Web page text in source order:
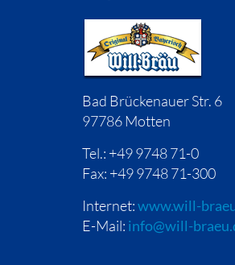
Bad Brückenauer Str. 6
97786 Motten
Tel.: +49 9748 71-0
Fax: +49 9748 71-300
Internet:www.will-
E-Mail: info@will-